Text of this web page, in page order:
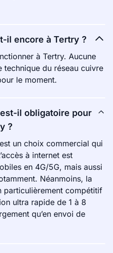
il encore à Tertry ?
à Tertry. Aucune
du réseau cuivre
le moment.
il obligatoire pour
?
un choix commercial qui
à internet est
en 4G/5G, mais aussi
Néanmoins, la
particulièrement compétitif
ultra rapide de 1 à 8
qu’en envoi de